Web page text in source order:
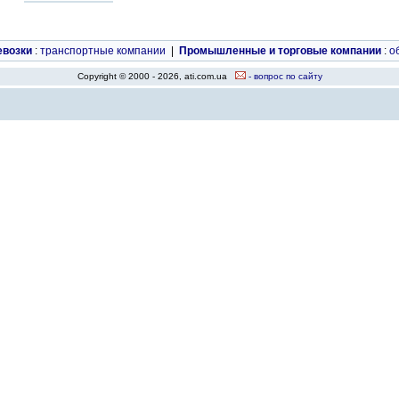
: транспортные компании Промышленные и торговые компании :
Copyright © 2000 - 2026, ati.com.ua - вопрос по сайту